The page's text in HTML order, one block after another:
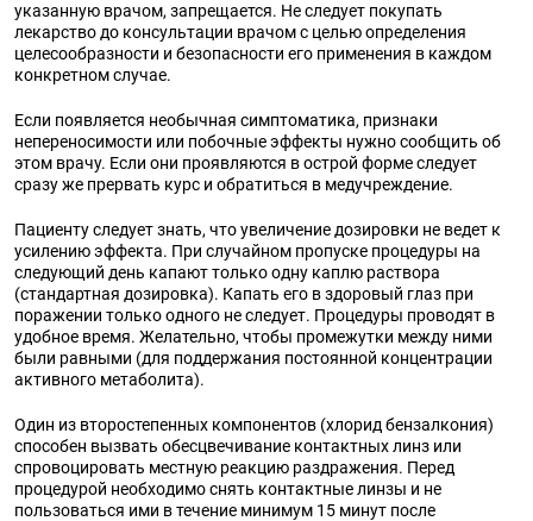
указанную врачом, запрещается. Не следует покупать
лекарство до консультации врачом с целью определения
целесообразности и безопасности его применения в каждом
конкретном случае.
Если появляется необычная симптоматика, признаки
непереносимости или побочные эффекты нужно сообщить об
этом врачу. Если они проявляются в острой форме следует
сразу же прервать курс и обратиться в медучреждение.
Пациенту следует знать, что увеличение дозировки не ведет к
усилению эффекта. При случайном пропуске процедуры на
следующий день капают только одну каплю раствора
(стандартная дозировка). Капать его в здоровый глаз при
поражении только одного не следует. Процедуры проводят в
удобное время. Желательно, чтобы промежутки между ними
были равными (для поддержания постоянной концентрации
активного метаболита).
Один из второстепенных компонентов (хлорид бензалкония)
способен вызвать обесцвечивание контактных линз или
спровоцировать местную реакцию раздражения. Перед
процедурой необходимо снять контактные линзы и не
пользоваться ими в течение минимум 15 минут после